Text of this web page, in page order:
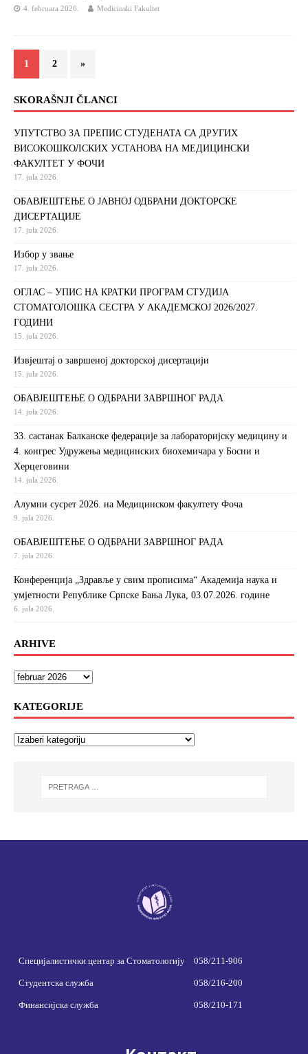
4. februara 2026. Medicinski Fakultet
1 2 »
SKORAŠNJI ČLANCI
УПУТСТВО ЗА ПРЕПИС СТУДЕНАТА СА ДРУГИХ
ВИСОКОШКОЛСКИХ УСТАНОВА НА МЕДИЦИНСКИ
ФАКУЛТЕТ У ФОЧИ
17. jula 2026.
ОБАВЈЕШТЕЊЕ О ЈАВНОЈ ОДБРАНИ ДОКТОРСКЕ
ДИСЕРТАЦИЈЕ
17. jula 2026.
Избор у звање
17. jula 2026.
ОГЛАС – УПИС НА КРАТКИ ПРОГРАМ СТУДИЈА
СТОМАТОЛОШКА СЕСТРА У АКАДЕМСКОЈ 2026/2027.
ГОДИНИ
15. jula 2026.
Извjeштaj o зaвршeнoj дoктoрскoj дисeртaциjи
15. jula 2026.
ОБАВЈЕШТЕЊЕ О ОДБРАНИ ЗАВРШНОГ РАДА
14. jula 2026.
33. састанак Балканске федерације за лабораторијску медицину и
4. конгрес Удружења медицинских биохемичара у Босни и
Херцеговини
14. jula 2026.
Алумни сусрет 2026. на Медицинском факултету Фоча
9. jula 2026.
ОБАВЈЕШТЕЊЕ О ОДБРАНИ ЗАВРШНОГ РАДА
7. jula 2026.
Конференција „Здравље у свим прописима“ Академија наука и
умјетности Републике Српске Бања Лука, 03.07.2026. године
6. jula 2026.
ARHIVE
KATEGORIJE
Специјалистички центар за Стоматологију 058/211-906
Студентска служба 058/216-200
Финансијска служба 058/210-171